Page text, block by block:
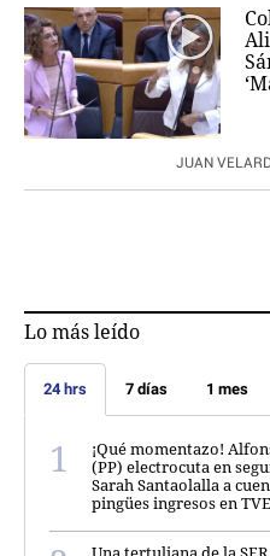
JUAN
Lo más leído
24 hrs 7 días 1 mes
¡Qué momentazo!
(PP) electrocuta en
Sarah Santaolalla a
pingües ingresos en TVE